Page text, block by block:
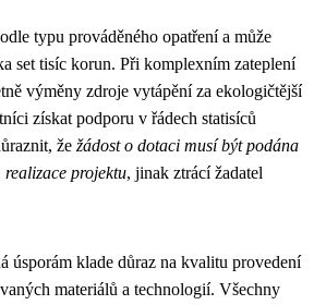
typu prováděného opatření a může
set tisíc korun. Při komplexním zateplení
výměny zdroje vytápění za ekologičtější
získat podporu v řádech statisíců
že žádost o dotaci musí být podána
realizace projektu, jinak ztrácí žadatel
úsporám klade důraz na kvalitu provedení
materiálů a technologií. Všechny